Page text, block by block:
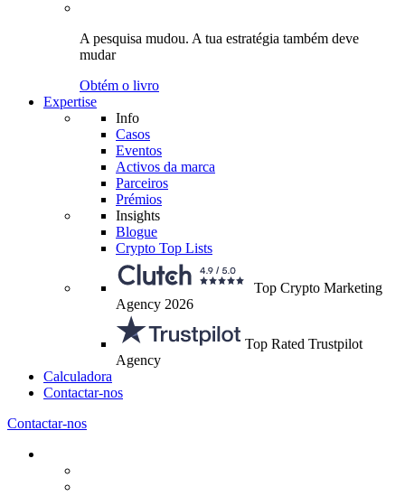
A pesquisa mudou. A tua estratégia também deve
mudar
Obtém o livro
Expertise
Info
Casos
Eventos
Activos da marca
Parceiros
Prémios
Insights
Blogue
Crypto Top Lists
Top Crypto Marketing
Agency 2026
Top Rated Trustpilot
Agency
Calculadora
Contactar-nos
Contactar-nos